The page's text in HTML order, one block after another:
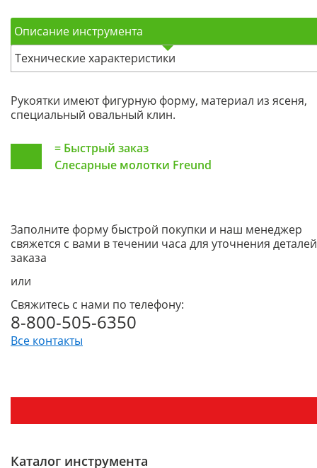
Описание инструмента
Технические характеристики
Рукоятки имеют фигурную форму, материал из ясеня,
специальный овальный клин.
= Быстрый заказ
Слесарные молотки Freund
Заполните форму быстрой покупки и наш менеджер
свяжется с вами в течении часа для уточнения деталей
заказа
или
Свяжитесь с нами по телефону:
8-800-505-6350
Все контакты
Каталог инструмента